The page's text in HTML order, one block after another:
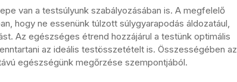
van a testsúlyunk szabályozásában is. A megfelelő
hogy ne essenünk túlzott súlygyarapodás áldozatául,
Az egészséges étrend hozzájárul a testünk optimális
az ideális testösszetételt is. Összességében az
egészségünk megőrzése szempontjából.